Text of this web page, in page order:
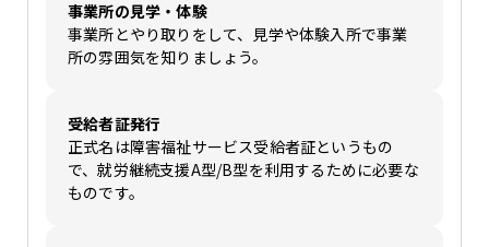
事業所の見学・体験
事業所とやり取りをして、見学や体験入所で事業
所の雰囲気を知りましょう。
受給者証発行
正式名は障害福祉サービス受給者証というもの
で、就労継続支援A型/B型を利用するために必要な
ものです。